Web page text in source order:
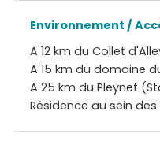
Environnement /
A 12 km du Collet
A 15 km du domaine
A 25 km du Pleynet
Résidence au sein